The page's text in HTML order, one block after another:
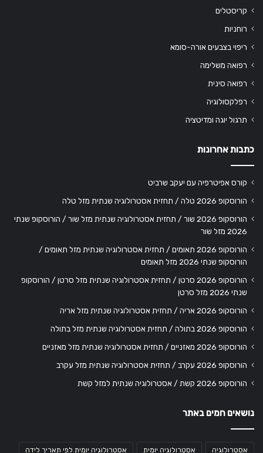
קריסטלים
רוחניות
ריפוי בצבעים אורה-סומא
רפואה משלימה
רפואה סינית
רפלקסולוגיה
תרגול יוגה ומדיטציה
כתבות אחרונות
קורס אפיטרפיה עם יעקב שרביט
הורוסקופ 2026 טלה / תחזית אסטרולוגיה שנתית מזל טלה
הורוסקופ 2026 שור / תחזית אסטרולוגיה שנתית מזל שור / הורוסקופ שנתי
2026 מזל שור
הורוסקופ 2026 תאומים / תחזית אסטרולוגיה שנתית מזל תאומים /
הורוסקופ שנתי 2026 מזל תאומים
הורוסקופ 2026 סרטן / תחזית אסטרולוגיה שנתית מזל סרטן / הורוסקופ
שנתי 2026 מזל סרטן
הורוסקופ 2026 אריה / תחזית אסטרולוגיה שנתית מזל אריה
הורוסקופ 2026 בתולה / תחזית אסטרולוגיה שנתית מזל בתולה
הורוסקופ 2026 מאזניים / תחזית אסטרולוגיה שנתית מזל מאזניים
הורוסקופ 2026 עקרב / תחזית אסטרולוגיה שנתית מזל עקרב
הורוסקופ 2026 קשת / אסטרולוגיה שנתית למזל קשת
נושאים חמים באתר
אסטרולוגיה אסטרולוגיה יומית אסטרולוגיה יומית לפי תאריך לידה